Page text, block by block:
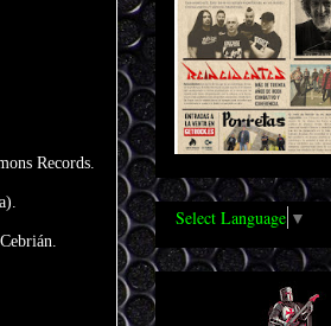
Records.
Select Language ▼